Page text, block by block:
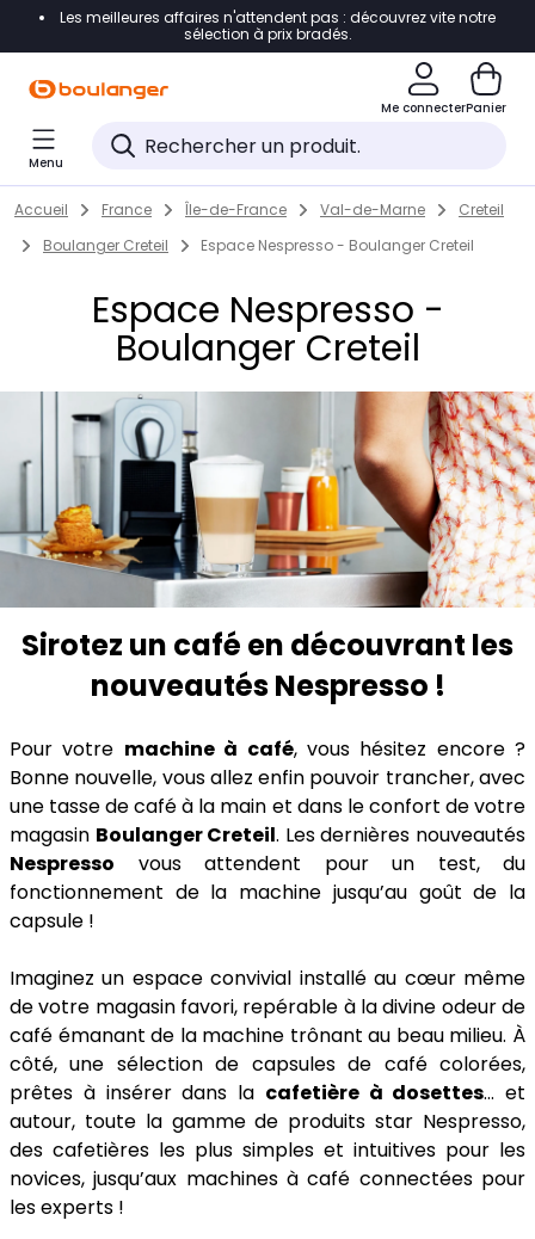
Accéder directement à la navigation
Accéder directement au pied de page
Accéder directement au chatbot
Les meilleures affaires n'attendent pas : découvrez vite notre
sélection à prix bradés.
Me connecterPanier
Menu
Skip to content
Return to Nav
Accueil France Île-de-France Val-de-Marne
Creteil
Boulanger Creteil
Espace Nespresso - Boulanger Creteil
Espace Nespresso -
Boulanger Creteil
Sirotez un café en découvrant les
nouveautés Nespresso !
Pour votre machine à café, vous hésitez encore ?
Bonne nouvelle, vous allez enfin pouvoir trancher, avec
une tasse de café à la main et dans le confort de votre
magasin Boulanger Creteil. Les dernières nouveautés
Nespresso vous attendent pour un test, du
fonctionnement de la machine jusqu’au goût de la
capsule !
Imaginez un espace convivial installé au cœur même
de votre magasin favori, repérable à la divine odeur de
café émanant de la machine trônant au beau milieu. À
côté, une sélection de capsules de café colorées,
prêtes à insérer dans la cafetière à dosettes… et
autour, toute la gamme de produits star Nespresso,
des cafetières les plus simples et intuitives pour les
novices, jusqu’aux machines à café connectées pour
les experts !